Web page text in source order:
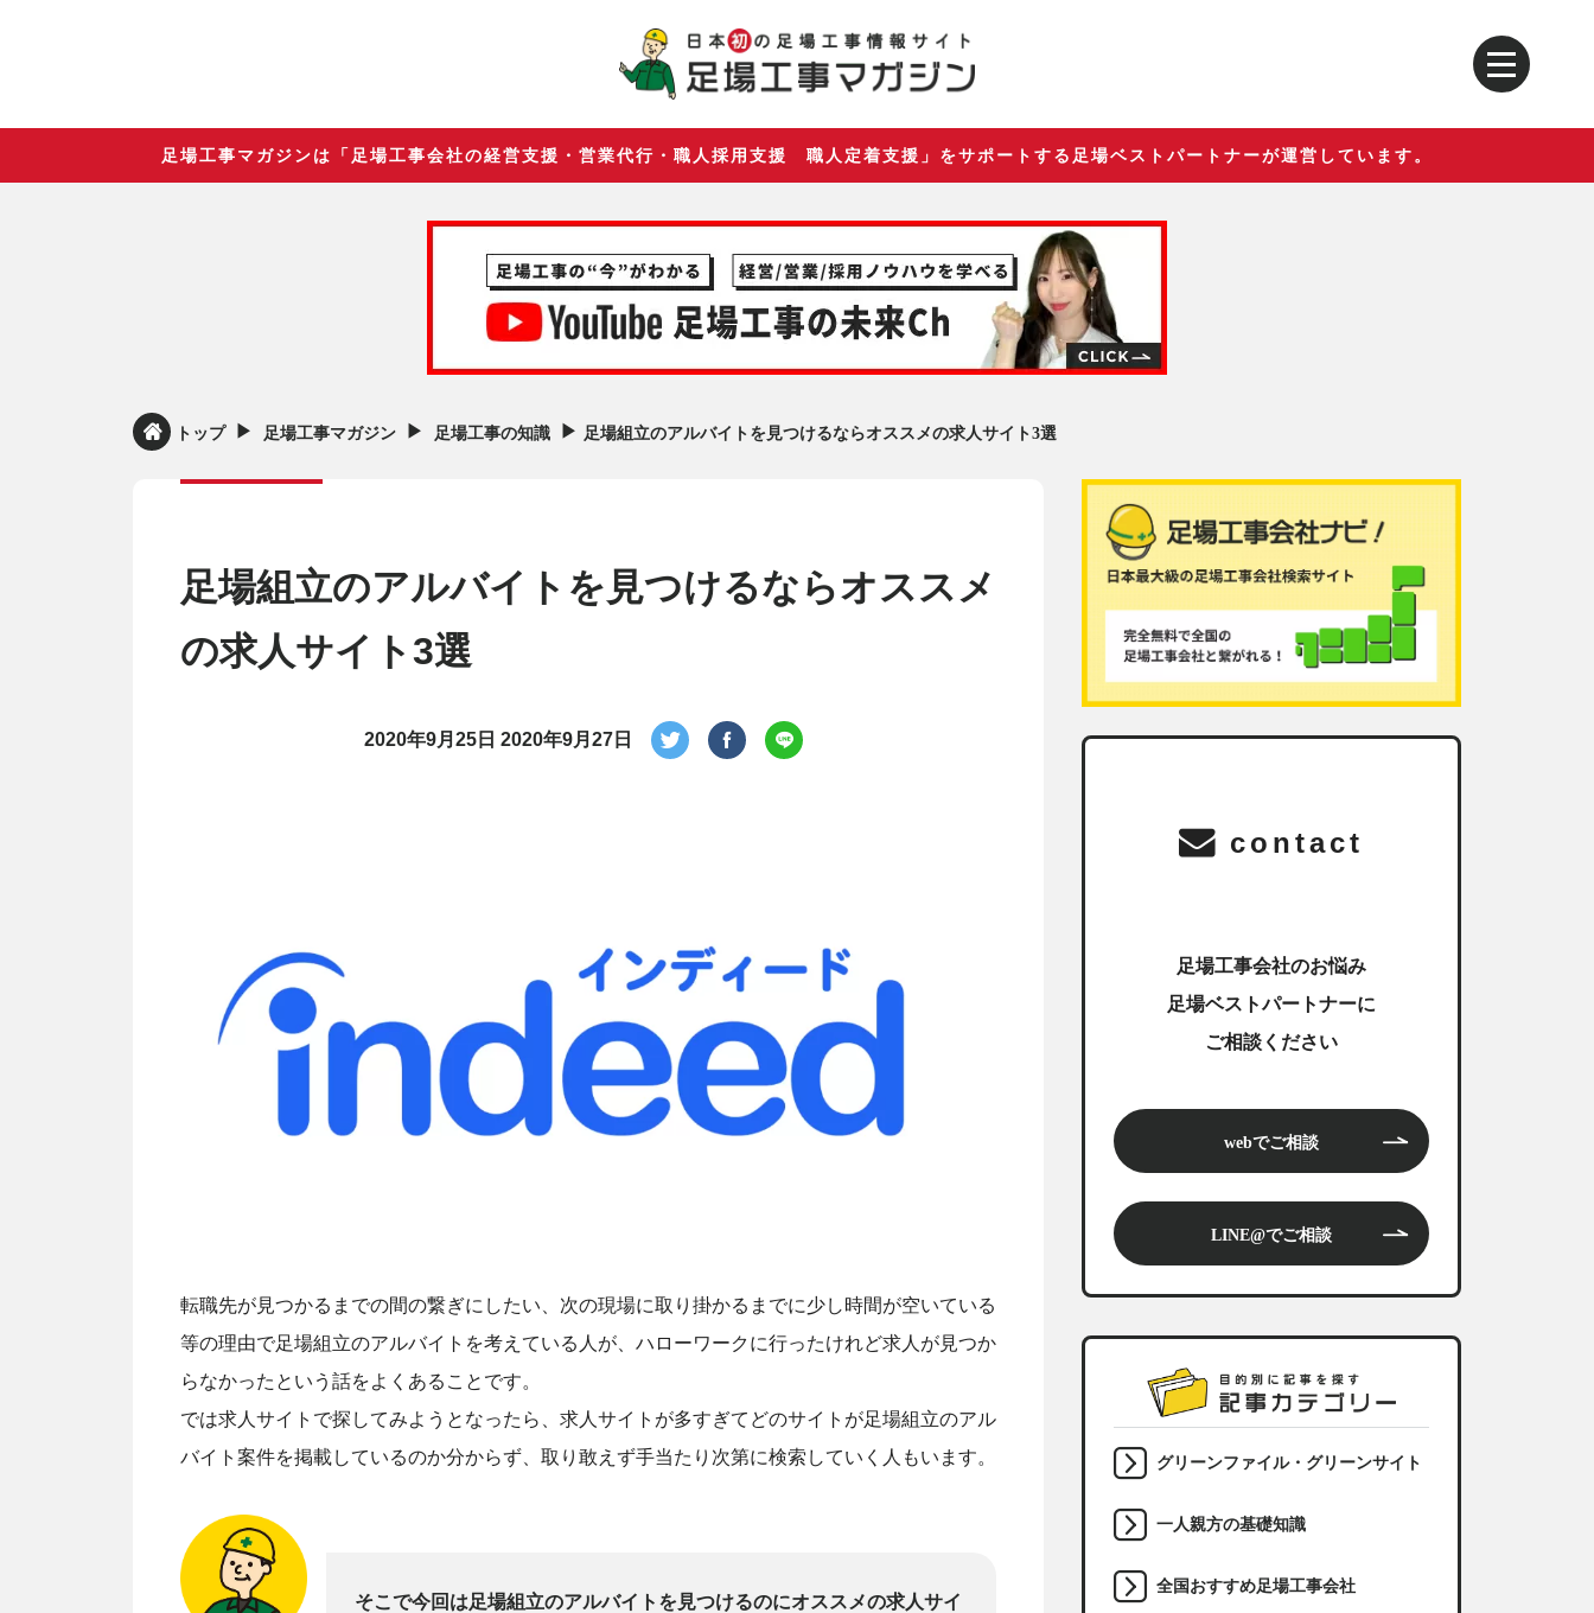
足場工事マガジンは「足場工事会社の経営支援・営業代行・職人採用支援 職人定着支援」をサポートする足場ベストパートナーが運営しています。
トップ ▶︎ 足場工事マガジン ▶︎ 足場工事の知識 ▶︎ 足場組立のアルバイトを見つけるならオススメの求人サイト3選
足場組立のアルバイトを見つけるならオススメ
の求人サイト3選
2020年9月25日 2020年9月27日
転職先が見つかるまでの間の繋ぎにしたい、次の現場に取り掛かるまでに少し時間が空いている
等の理由で足場組立のアルバイトを考えている人が、ハローワークに行ったけれど求人が見つか
らなかったという話をよくあることです。
では求人サイトで探してみようとなったら、求人サイトが多すぎてどのサイトが足場組立のアル
バイト案件を掲載しているのか分からず、取り敢えず手当たり次第に検索していく人もいます。
そこで今回は足場組立のアルバイトを見つけるのにオススメの求人サイ
contact
足場工事会社のお悩み
足場ベストパートナーに
ご相談ください
webでご相談
LINE@でご相談
グリーンファイル・グリーンサイト
一人親方の基礎知識
全国おすすめ足場工事会社